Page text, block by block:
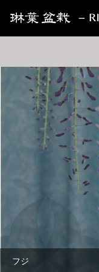
フジ